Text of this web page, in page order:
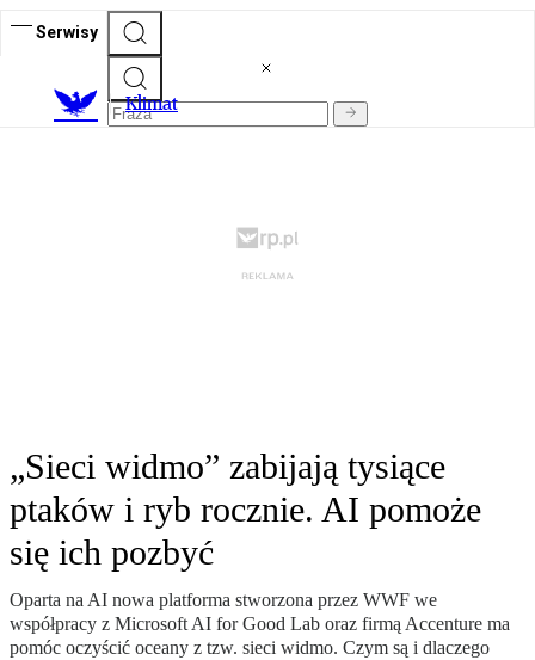
Serwisy
Klimat
„Sieci widmo” zabijają tysiące
ptaków i ryb rocznie. AI pomoże
się ich pozbyć
Oparta na AI nowa platforma stworzona przez WWF we
współpracy z Microsoft AI for Good Lab oraz firmą Accenture ma
pomóc oczyścić oceany z tzw. sieci widmo. Czym są i dlaczego